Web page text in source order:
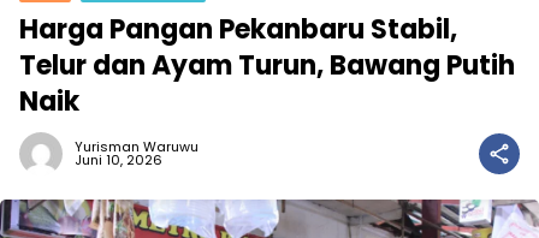
Harga Pangan Pekanbaru Stabil,
Telur dan Ayam Turun, Bawang Putih
Naik
Yurisman Waruwu
Juni 10, 2026